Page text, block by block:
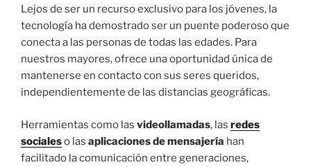
Lejos de ser un recurso exclusivo para los jóvenes, la
tecnología ha demostrado ser un puente poderoso que
conecta a las personas de todas las edades. Para
nuestros mayores, ofrece una oportunidad única de
mantenerse en contacto con sus seres queridos,
independientemente de las distancias geográficas.
Herramientas como las videollamadas, las redes
socialeso las aplicaciones de mensajería han
facilitado la comunicación entre generaciones,